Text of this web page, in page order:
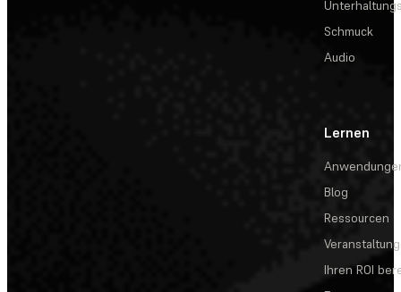
Schmuck
Audio
Lernen
Blog
Ressourcen
Ihren ROI